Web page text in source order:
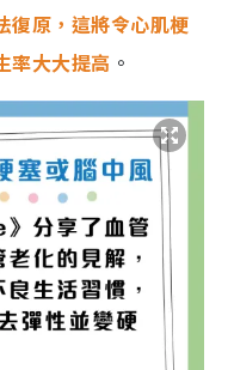
復原，這將令心肌梗
率大大提高 。